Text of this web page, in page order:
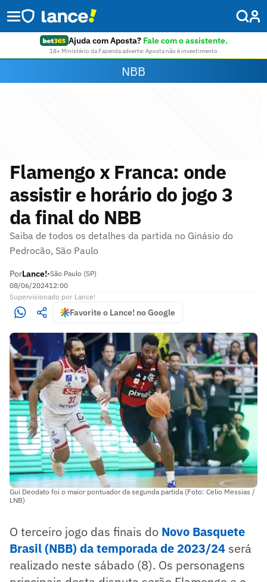
Ajuda com Aposta? Fale com o assistente.
18+ Ministério da Fazenda adverte: Aposta não é investimento
NBB
Flamengo x Franca: onde
assistir e horário do jogo 3
da final do NBB
Saiba de todos os detalhes da partida no Ginásio do
Pedrocão, São Paulo
PorLance!•São Paulo (SP)
08/06/202412:00
Supervisionado por Lance!
Favorite o Lance! no Google
Gui Deodato foi o maior pontuador da segunda partida (Foto: Celio Messias /
LNB)
O terceiro jogo das finais do Novo Basquete
Brasil (NBB) da temporada de 2023/24 será
realizado neste sábado (8). Os personagens